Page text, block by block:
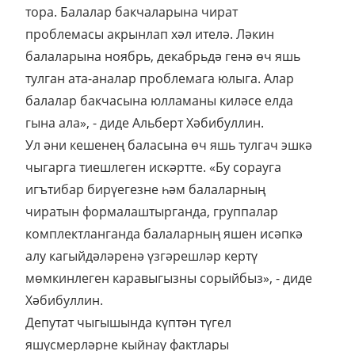
тора. Балалар бакчаларына чират
проблемасы акрынлап хәл ителә. Ләкин
балаларына ноябрь, декабрьдә генә өч яшь
тулган ата-аналар проблемага юлыга. Алар
балалар бакчасына юлламаны киләсе елда
гына ала», - диде Альберт Хәбибуллин.
Ул әни кешенең баласына өч яшь тулгач эшкә
чыгарга тиешлеген искәртте. «Бу сорауга
игътибар бирүегезне һәм балаларның
чиратын формалаштырганда, группалар
комплектланганда балаларның яшен исәпкә
алу кагыйдәләренә үзгәрешләр кертү
мөмкинлеген каравыгызны сорыйбыз», - диде
Хәбибуллин.
Депутат чыгышында күптән түгел
яшүсмерләрне кыйнау фактлары